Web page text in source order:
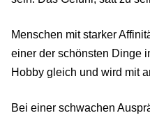
Menschen mit starker
einer der schönsten Dinge
Hobby gleich und wird mit
Bei einer schwachen